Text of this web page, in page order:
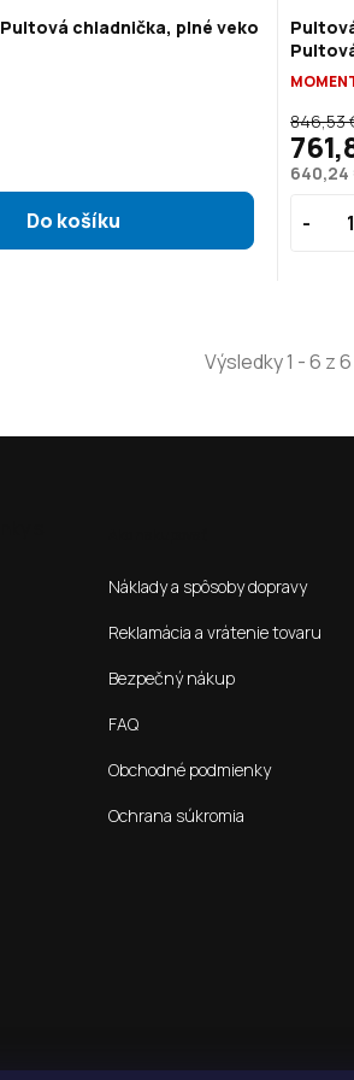
Pultová chladnička, plné veko
640,24
846,53
Výsledky 1 - 6 z 6
Náklady a spôsoby dopravy
Reklamácia a vrátenie tovaru
Bezpečný nákup
FAQ
Obchodné podmienky
Ochrana súkromia